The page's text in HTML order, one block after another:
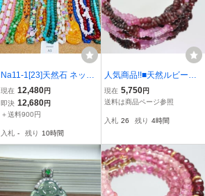
Na11-1[23]天然石 ネック
レス ペンダント おまとめ
て大量50本セット★レデ
ィースアクセサリー まと
性 RP-260622A5
現在 12,480円
即決 12,680円
＋送料900円
入札 - 残り 10時間
人気商品!!■天然ルビーネ
ックレス■A 約37.3g 約6
1.0cm ruby 貴石 necklace
グラデーション DC0/DE0
現在 5,750円
送料は商品ページ参照
入札 26 残り 4時間